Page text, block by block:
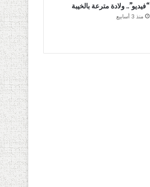
“فيديو”.. ولادة مترعة بالخيبة
منذ 3 أسابيع